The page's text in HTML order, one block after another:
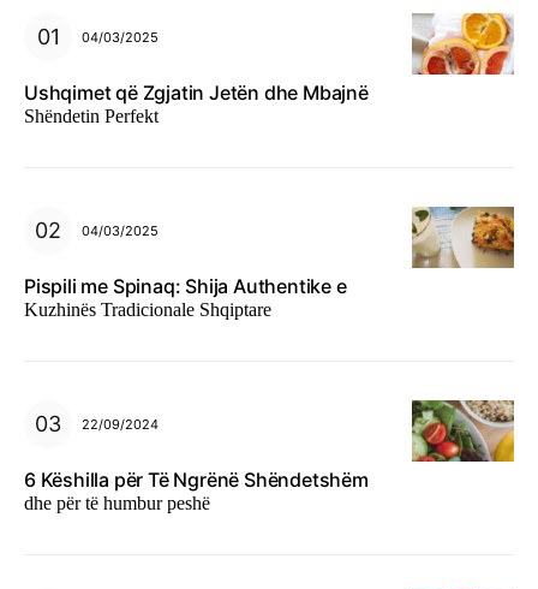
04/03/2025
Ushqimet që Zgjatin Jetën dhe Mbajnë
Shëndetin Perfekt
04/03/2025
Pispili me Spinaq: Shija Authentike e
Kuzhinës Tradicionale Shqiptare
22/09/2024
6 Këshilla për Të Ngrënë Shëndetshëm
dhe për të humbur peshë